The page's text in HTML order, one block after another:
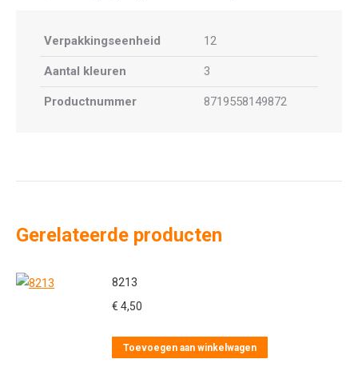
Verpakkingseenheid 12
Aantal kleuren 3
Productnummer 8719558149872
Gerelateerde producten
8213
€ 4,50
Toevoegen aan winkelwagen